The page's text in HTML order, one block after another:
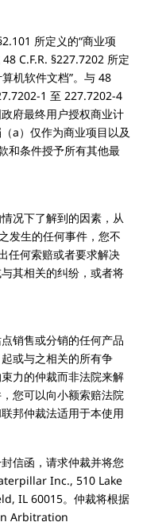
所定义的“商业项
C.F.R. §227.7202 所定
算机软件文档”。与 48
1 至 227.7202-4
府最终用户授权商业计
a）仅作为商业项目以及
和条件授予所有其他最
况下了解到的因素，从
发生的任何事件，您不
任何索赔或者要求解决
其相关的纠纷，或者将
销售或分销的任何产品
或与之相关的所有争
力的仲裁而非法院来解
您可以向小额索赔法院
邦仲裁法适用于本使用
信函，请求仲裁并将您
Inc., 510 Lake
IL 60015。仲裁将根据
Arbitration